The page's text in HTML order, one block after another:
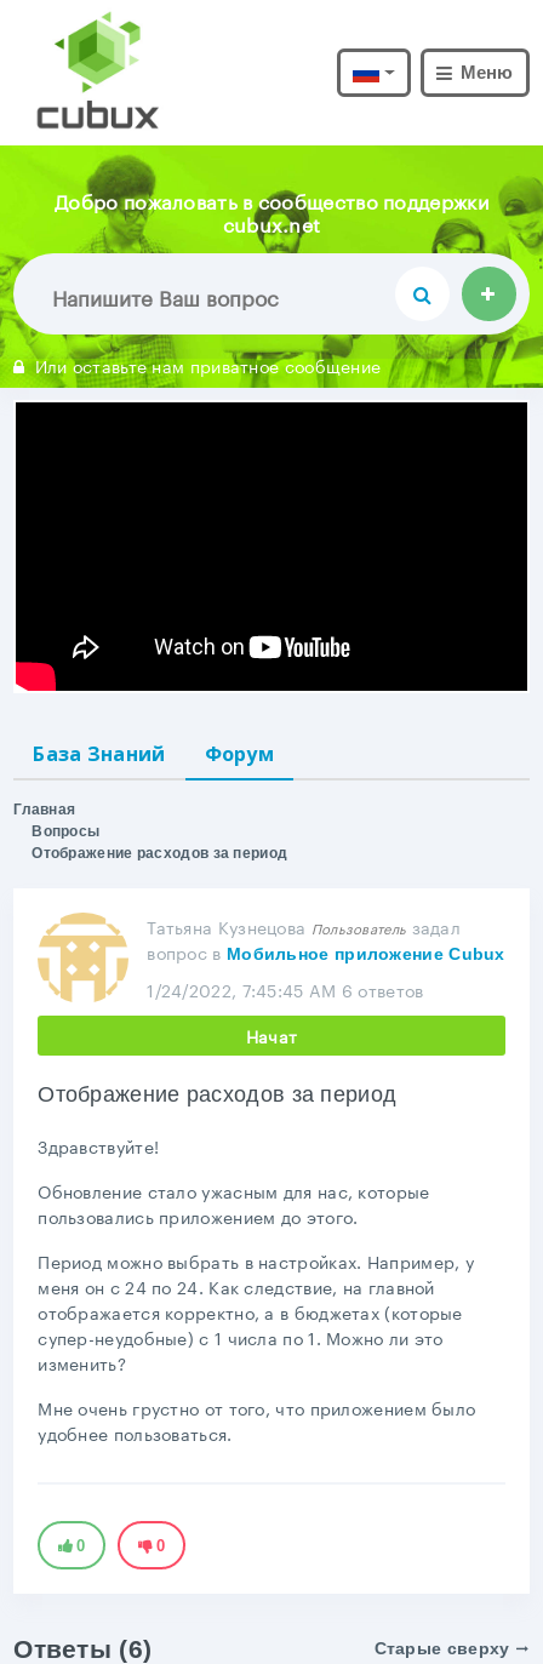
Меню
Добро пожаловать в сообщество поддержки
cubux.net
Или оставьте нам приватное сообщение
База Знаний Форум
Главная
Вопросы
Отображение расходов за период
Татьяна Кузнецова Пользователь задал
вопрос в Мобильное приложение Cubux
1/24/2022, 7:45:45 AM 6 ответов
Начат
Отображение расходов за период
Здравствуйте!
Обновление стало ужасным для нас, которые
пользовались приложением до этого.
Период можно выбрать в настройках. Например, у
меня он с 24 по 24. Как следствие, на главной
отображается корректно, а в бюджетах (которые
супер-неудобные) с 1 числа по 1. Можно ли это
изменить?
Мне очень грустно от того, что приложением было
удобнее пользоваться.
0 0
Ответы (6) Старые сверху